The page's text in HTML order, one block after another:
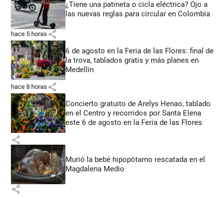
¿Tiene una patineta o cicla eléctrica? Ojo a
las nuevas reglas para circular en Colombia
hace 5 horas share
6 de agosto en la Feria de las Flores: final de
la trova, tablados gratis y más planes en
Medellín
hace 8 horas share
Concierto gratuito de Arelys Henao, tablado
en el Centro y recorridos por Santa Elena
este 6 de agosto en la Feria de las Flores
share
Murió la bebé hipopótamo rescatada en el
Magdalena Medio
share